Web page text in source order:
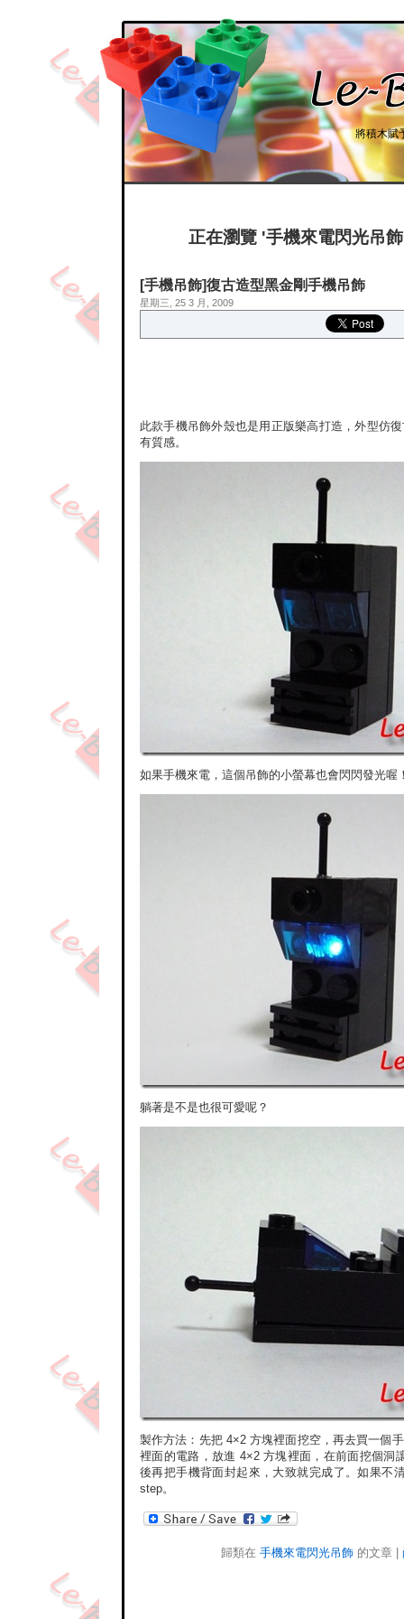
將積木賦
正在瀏覽 '手機來電閃光吊
[手機吊飾]復古造型黑金剛手機吊飾
星期三, 25 3 月, 2009
此款手機吊飾外殼也是用正版樂高打造，外型仿
有質感。
如果手機來電，這個吊飾的小螢幕也會閃閃發光喔
躺著是不是也很可愛呢？
製作方法：先把 4×2 方塊裡面挖空，再去買一個
裡面的電路，放進 4×2 方塊裡面，在前面挖個洞
後再把手機背面封起來，大致就完成了。如果不
step。
歸類在 手機來電閃光吊飾 的文章 |